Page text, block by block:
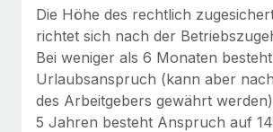
Einfacheres Bewerber:innen-
Compliance Watchtower
Lückenlose Compliance
Geräteverwaltung
So hat der KI-Vorreiter Weaviate
Remote um 120 % vergrößert
Weaviate auf einen Blick Weaviate
Open-Source-Infrastrukturen. Das...
Alle Ressourcen anzeigen
BLOG
Globale Payroll
Die Höhe des rechtlich
richtet sich nach der
Bei weniger als 6 Monaten
Urlaubsanspruch (kann aber
des Arbeitgebers gewährt
5 Jahren besteht Anspruch auf